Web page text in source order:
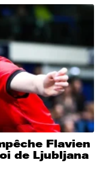
Flavien
de Ljubljana